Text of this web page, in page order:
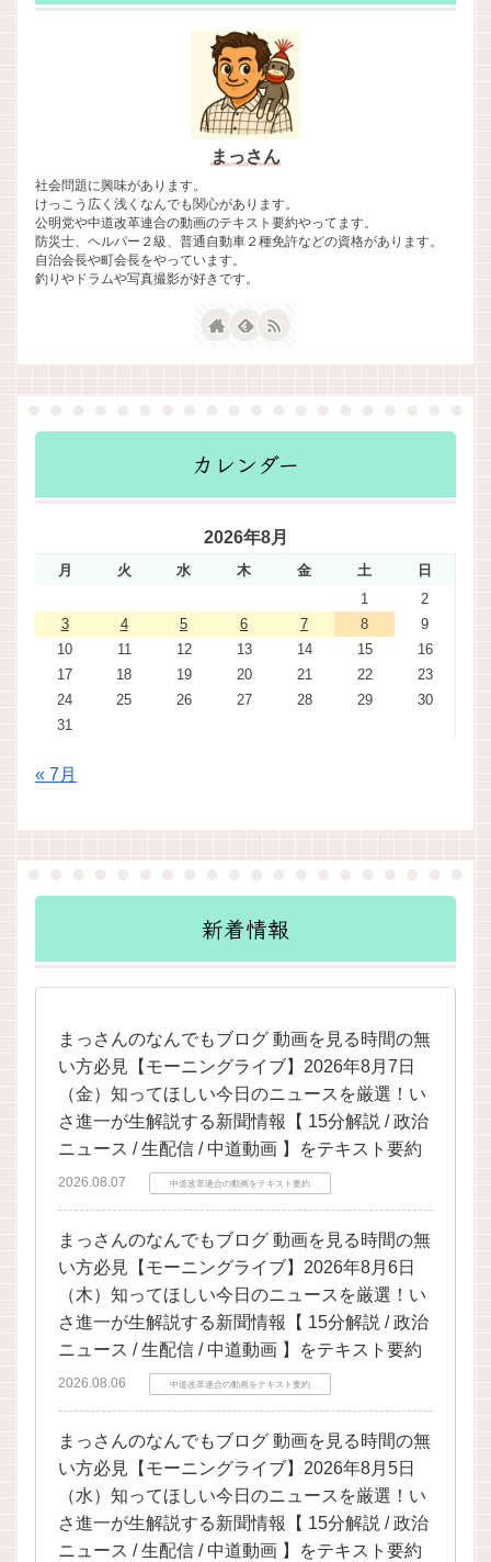
まっさん
社会問題に興味があります。
けっこう広く浅くなんでも関心があります。
公明党や中道改革連合の動画のテキスト要約やってます。
防災士、ヘルパー２級、普通自動車２種免許などの資格があります。
自治会長や町会長をやっています。
釣りやドラムや写真撮影が好きです。
カレンダー
2026年8月
月 火 水 木 金 土
日
1
2
3
4 5 6 7 8
9
10
11 12 13 14 15
16
17
18 19 20 21 22
23
24
25 26 27 28 29
30
31
« 7月
新着情報
まっさんのなんでもブログ 動画を見る時間の無
い方必見【モーニングライブ】2026年8月7日
（金）知ってほしい今日のニュースを厳選！い
さ進一が生解説する新聞情報【 15分解説 / 政治
ニュース / 生配信 / 中道動画 】をテキスト要約
2026.08.07 中道改革連合の動画をテキスト要約
まっさんのなんでもブログ 動画を見る時間の無
い方必見【モーニングライブ】2026年8月6日
（木）知ってほしい今日のニュースを厳選！い
さ進一が生解説する新聞情報【 15分解説 / 政治
ニュース / 生配信 / 中道動画 】をテキスト要約
2026.08.06 中道改革連合の動画をテキスト要約
まっさんのなんでもブログ 動画を見る時間の無
い方必見【モーニングライブ】2026年8月5日
（水）知ってほしい今日のニュースを厳選！い
さ進一が生解説する新聞情報【 15分解説 / 政治
ニュース / 生配信 / 中道動画 】をテキスト要約